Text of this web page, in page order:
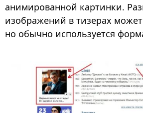
анимированной картинки.
изображений в тизерах
но обычно используется